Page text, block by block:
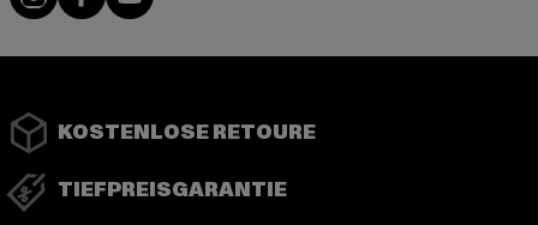
KOSTENLOSE RETOURE
TIEFPREISGARANTIE